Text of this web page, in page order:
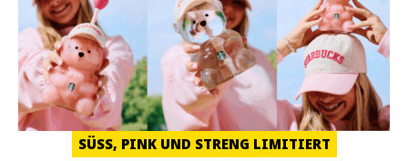
SÜSS, PINK UND STRENG LIMITIERT